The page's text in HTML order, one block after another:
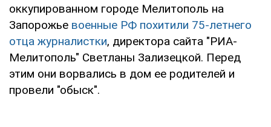
оккупированном городе Мелитополь на
Запорожье военные РФ похитили 75-летнего
отца журналистки, директора сайта "РИА-
Мелитополь" Светланы Зализецкой. Перед
этим они ворвались в дом ее родителей и
провели "обыск".